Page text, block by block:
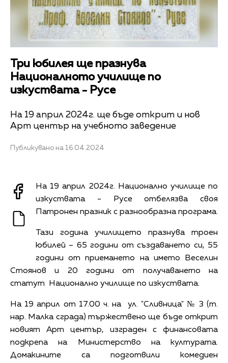
Три юбилея ще празнува
Националното училище по
изкуствата - Русе
На 19 април 2024г. ще бъде открит и нов
Арт център на учебното заведение
Публикувано на 16.04.2024
На 19 април 2024г. Национално училище по
изкуствата - Русе отбелязва своя
Патронен празник с разнообразна програма.
Тази година училището празнува троен
юбилей – 65 години от създаването си, 55
години от приемането на името Веселин
Стоянов и 20 години от получаването на
статут Национално училище по изкуствата.
На 19 април от 17.00 ч. на ул. "Сливница" № 3(т.
нар. Малка сграда)тържествено ще бъде открит
новият Арт център, изграден с финансовата
подкрепа на Министерство на културата.
Домакините са подготвили комедиен